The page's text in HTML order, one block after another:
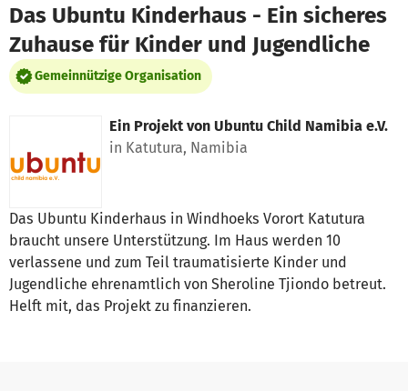
Das Ubuntu Kinderhaus - Ein sicheres
Zuhause für Kinder und Jugendliche
Gemeinnützige Organisation
Ein Projekt von Ubuntu Child Namibia e.V.
in Katutura, Namibia
Das Ubuntu Kinderhaus in Windhoeks Vorort Katutura
braucht unsere Unterstützung. Im Haus werden 10
verlassene und zum Teil traumatisierte Kinder und
Jugendliche ehrenamtlich von Sheroline Tjiondo betreut.
Helft mit, das Projekt zu finanzieren.